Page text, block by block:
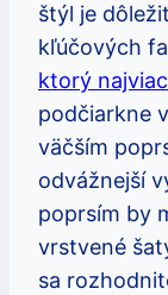
štýl je
kľúčových
ktorý
podčiarkne
väčším
odvážnejší
poprsím by
vrstvené
sa